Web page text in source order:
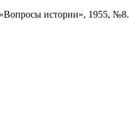
истории», 1955, №8.